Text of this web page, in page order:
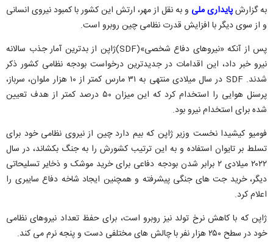
به گزارشپایداری ملی و به نقل از مهر، ارتش این کشور با کمبود نیروی انسانی
و از سوی دیگر با افزایش قدرت نظامی چین روبرو است.
پس از آنکه «نیروهای دفاع شخصی»(SDF)ژاپن از بدترین آمار جذب سالانه
نیرو خبر داد، این اقدامات در جدیدترین درخواست بودجه نظامی کشور ذکر
شدند. SDF در سال میلادی منتهی به ۳۱ مارس کمتر از ۱۰ هزار ملوان، سرباز،
پرسنل هوایی را استخدام کرد که این میزان ۵۰ درصد کمتر از هدف تعیین
شده برای استخدام نیرو بود.
فومیو کیشیدا نخست وزیر ژاپن که بیم دارد چین از نیروی نظامی خود برای
تسلط بر تایوان استفاده و به این ترتیب کشورش را به جنگ بکشاند، در سال
۲۰۲۲ میلادی ۲ برابر شدن بودجه دفاعی برای خرید موشک و ذخایر تسلیحاتی
دیگر، خرید جت های جنگی پیشرفته و همچنین ایجاد شاخه دفاع سایبری را
اعلام کرد.
ژاپن که با کاهش نرخ تولد نیز روبرو است، برای حفظ تعداد نیروهای نظامی
خود در سطح ۲۵۰ هزار نفر با چالش های مختلفی دست و پنجه نرم می کند.